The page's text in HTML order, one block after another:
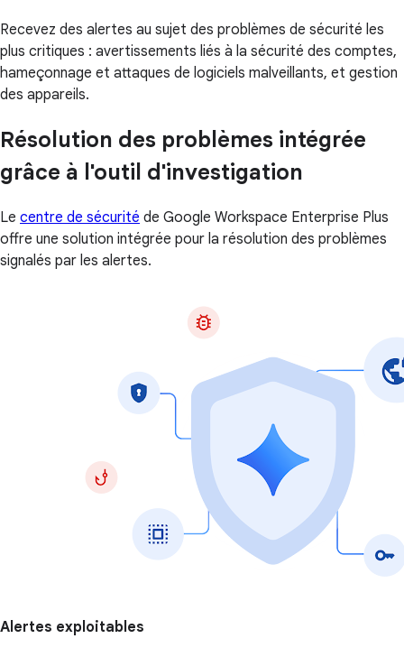
Recevez des alertes au sujet des problèmes de sécurité les
plus critiques : avertissements liés à la sécurité des comptes,
hameçonnage et attaques de logiciels malveillants, et gestion
des appareils.
Résolution des problèmes intégrée
grâce à l'outil d'investigation
Le centre de sécurité de Google Workspace Enterprise Plus
offre une solution intégrée pour la résolution des problèmes
signalés par les alertes.
Alertes exploitables